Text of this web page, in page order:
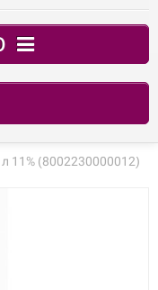
11% (8002230000012)